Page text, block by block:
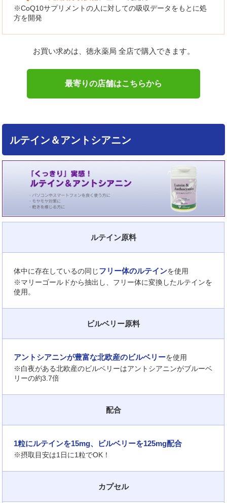
※CoQ10サプリメントの人に対しての吸収データをもとに処
方を開発
お買い求めは、徳永薬局 全店で購入できます。
最寄りの店舗はこちらから
ルテイン＆アントシアニン
ルテイン原料
体中に存在しているの同じフリー体のルテインを使用
※マリーゴールドから抽出し、フリー体に変換したルテインを
使用。
ビルベリー原料
アントシアニンが豊富な北欧産のビルベリーを使用
※白夜がある北欧産のビルベリーはアントシアニンがブルーベ
リーの約3.7倍
配合
1粒にルテインを15mg、ビルベリーを125mg配合
※摂取目安は1日に1粒でOK！
カプセル